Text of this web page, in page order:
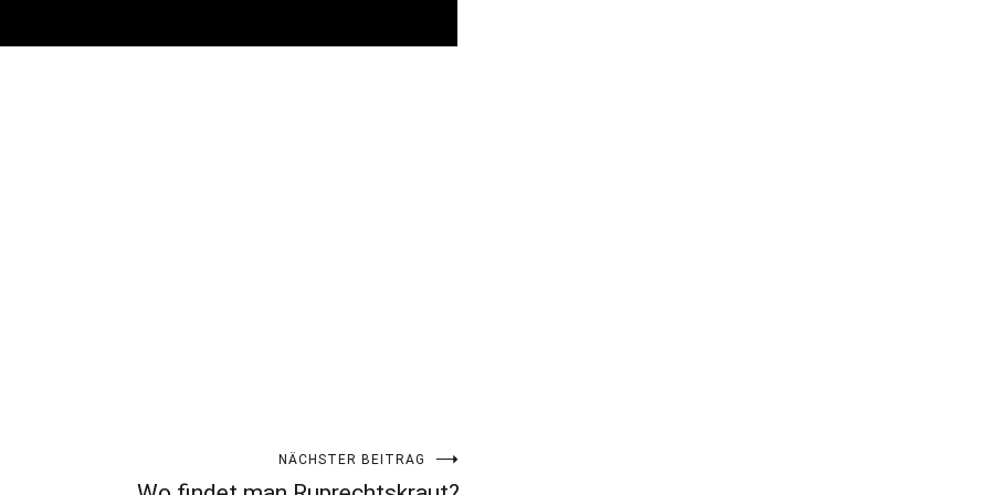
NÄCHSTER BEITRAG